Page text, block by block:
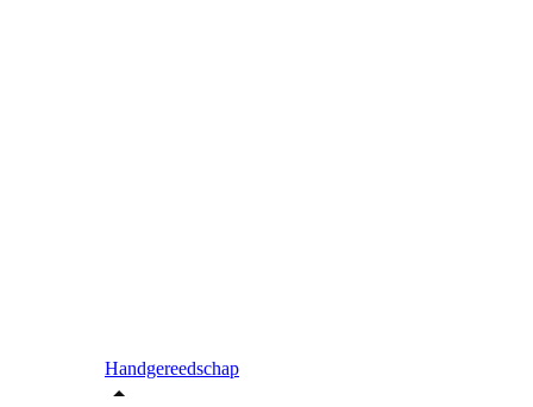
Handgereedschap